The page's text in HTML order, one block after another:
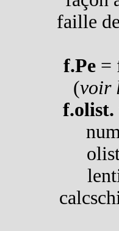
faille
f.Pe =
(voir
f.olist.